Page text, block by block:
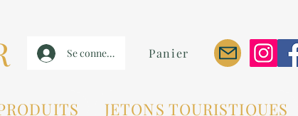
Se connecter Panier
JETONS TOURISTIQUES